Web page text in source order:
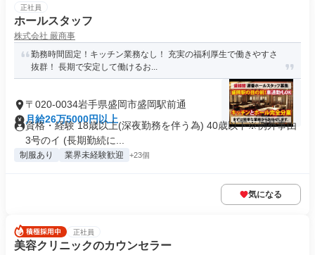
正社員
ホールスタッフ
株式会社 嚴商事
勤務時間固定！キッチン業務なし！ 充実の福利厚生で働きやすさ
抜群！ 長期で安定して働けるお...
〒020-0034岩手県盛岡市盛岡駅前通
月給26万5000円以上
資格・経験 18歳以上(深夜勤務を伴う為) 40歳以下※例外事由
3号のイ (長期勤続に...
制服あり 業界未経験歓迎 +23個
気になる
正社員
美容クリニックのカウンセラー